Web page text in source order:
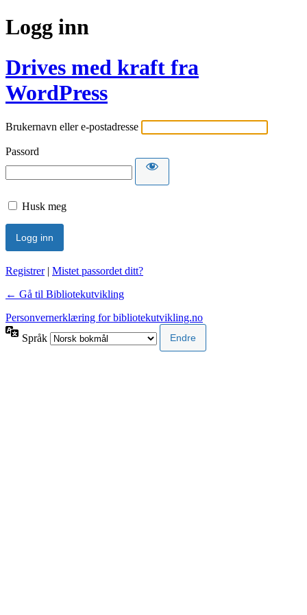
Logg inn
Drives med kraft fra
WordPress
Brukernavn eller e-postadresse
Passord
Husk meg
Registrer| Mistet passordet ditt?
← Gå til Bibliotekutvikling
Personvernerklæring for bibliotekutvikling.no
Språk